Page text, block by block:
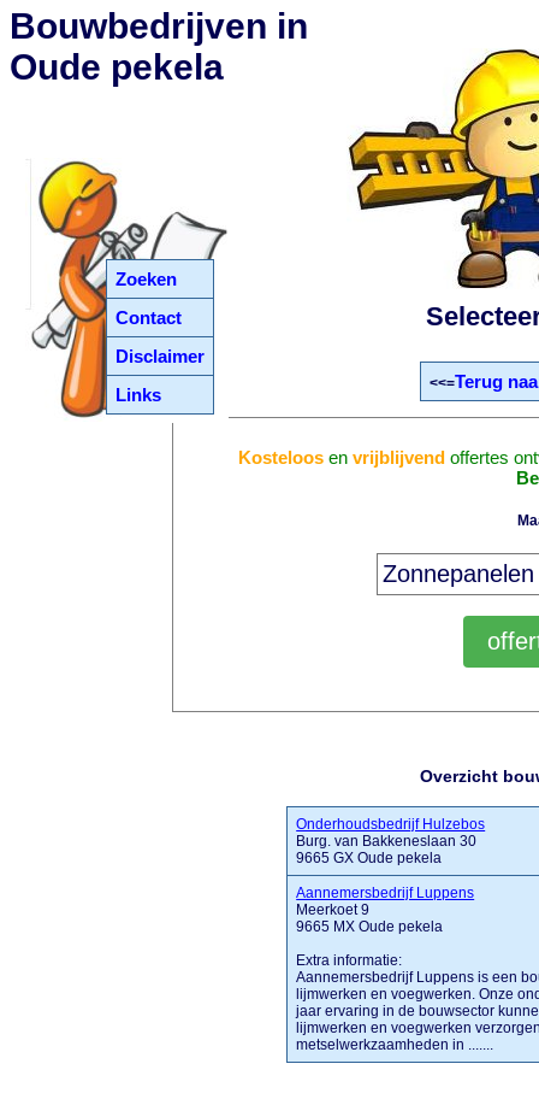
Zoeken
Contact
Disclaimer
Links
Bouwbedrijven in
Oude pekela
<<=Terug
Kosteloosen vrijblijvendoffertes
Overzicht
Onderhoudsbedrijf Hulzebos
Burg. van Bakkeneslaan 30
9665 GX Oude pekela
Aannemersbedrijf Luppens
Meerkoet 9
9665 MX Oude pekela
Extra informatie:
Aannemersbedrijf Luppens is een
lijmwerken en voegwerken. Onze
jaar ervaring in de bouwsector
lijmwerken en voegwerken
metselwerkzaamheden in .......